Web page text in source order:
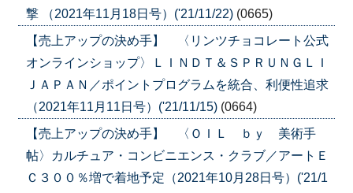
撃 （2021年11月18日号）('21/11/22) (0665)
【売上アップの決め手】 〈リンツチョコレート公式
オンラインショップ〉ＬＩＮＤＴ＆ＳＰＲＵＮＧＬＩ
ＪＡＰＡＮ／ポイントプログラムを統合、利便性追求
（2021年11月11日号）('21/11/15) (0664)
【売上アップの決め手】 〈ＯＩＬ ｂｙ 美術手
帖〉カルチュア・コンビニエンス・クラブ／アートＥ
Ｃ３００％増で着地予定（2021年10月28日号）('21/1